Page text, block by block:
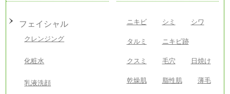
フェイシャル
クレンジング
化粧水
乳液洗顔
ニキビ シミ
シワ
タルミ
ニキビ跡
クスミ
毛穴
日焼け
乾燥肌
脂性肌
薄毛